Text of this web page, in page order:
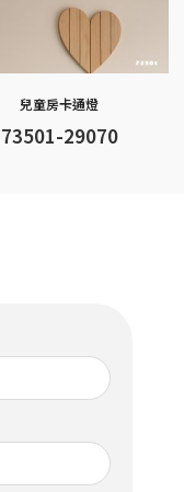
兒童房卡通燈
73501-29070